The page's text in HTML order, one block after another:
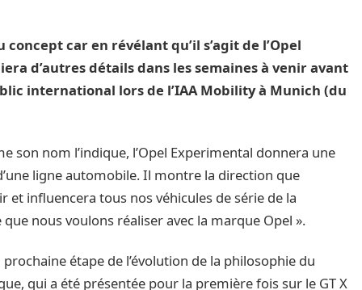
car en révélant qu’il s’agit de l’Opel
d’autres détails dans les semaines à venir avant
international lors de l’IAA Mobility à Munich (du
son nom l’indique, l’Opel Experimental donnera une
ligne automobile. Il montre la direction que
influencera tous nos véhicules de série de la
nous voulons réaliser avec la marque Opel ».
étape de l’évolution de la philosophie du
qui a été présentée pour la première fois sur le GT X